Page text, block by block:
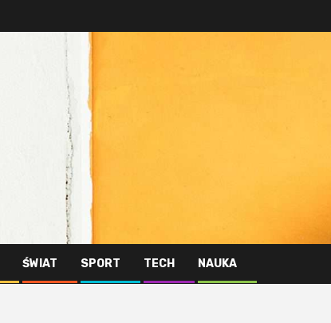
ŚWIAT SPORT TECH NAUKA